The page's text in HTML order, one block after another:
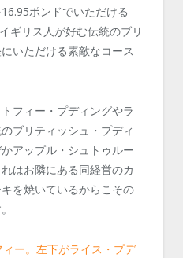
ポンドでいただける
ギリス人が好む伝統のブリ
いただける素敵なコース
フィー・プディングやラ
ブリティッシュ・プディ
アップル・シュトゥルー
はお隣にある同経営のカ
を焼いているからこその